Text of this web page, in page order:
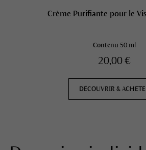
Crème Purifiante pour le
Contenu 50 ml
20,00 €
DÉCOUVRIR &